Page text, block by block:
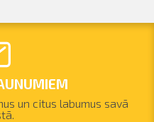
un citus labumus savā